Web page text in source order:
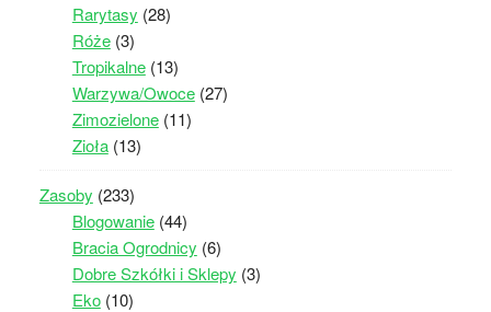
Rarytasy (28)
Róże(3)
Tropikalne(13)
Warzywa/Owoce(27)
Zimozielone(11)
Zioła(13)
Zasoby (233)
Blogowanie(44)
Bracia Ogrodnicy (6)
Dobre Szkółki i Sklepy (3)
Eko(10)